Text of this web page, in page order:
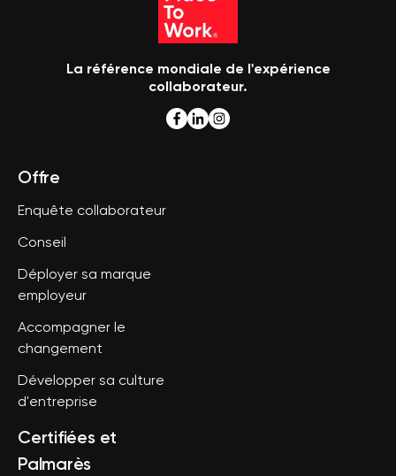
La référence mondiale de l'expérience
collaborateur.
Offre
Enquête collaborateur
Conseil
Déployer sa marque
employeur
Accompagner le
changement
Développer sa culture
d'entreprise
Certifiées et
Palmarès